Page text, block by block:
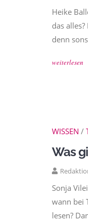
Heike
das
denn
weiterlesen
WISSEN /
Was
Sonja
wann bei
lesen?